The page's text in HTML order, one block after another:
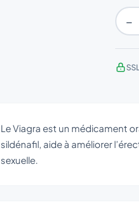
−
Le Viagra est un médicament
sildénafil, aide à améliorer
sexuelle.